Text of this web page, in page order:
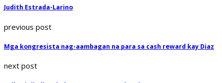
Judith Estrada-Larino
previous post
Mga kongresista nag-aambagan na para sa cash reward kay Diaz
next post